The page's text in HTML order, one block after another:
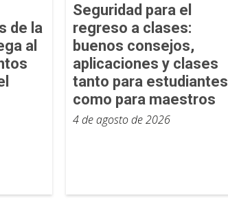
de la
al
Seguridad para el
regreso a clases:
buenos consejos,
aplicaciones y clases
tanto para estudiantes
como para maestros
4 de agosto de 2026